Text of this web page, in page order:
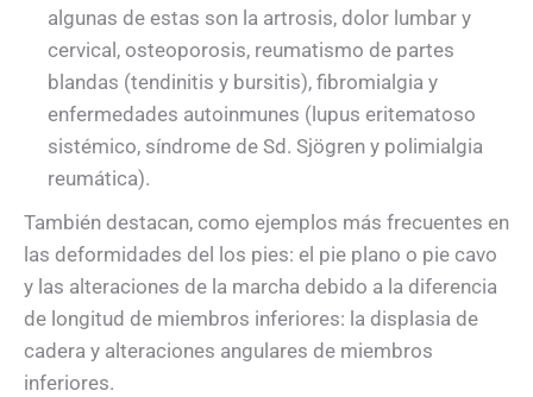
algunas de estas son la artrosis, dolor lumbar y
cervical, osteoporosis, reumatismo de partes
blandas (tendinitis y bursitis), fibromialgia y
enfermedades autoinmunes (lupus eritematoso
sistémico, síndrome de Sd. Sjögren y polimialgia
reumática).
También destacan, como ejemplos más frecuentes en
las deformidades del los pies: el pie plano o pie cavo
y las alteraciones de la marcha debido a la diferencia
de longitud de miembros inferiores: la displasia de
cadera y alteraciones angulares de miembros
inferiores.